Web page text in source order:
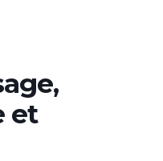
et